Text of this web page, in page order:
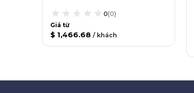
0(0)
Giá từ
$ 1,466.68 / khách